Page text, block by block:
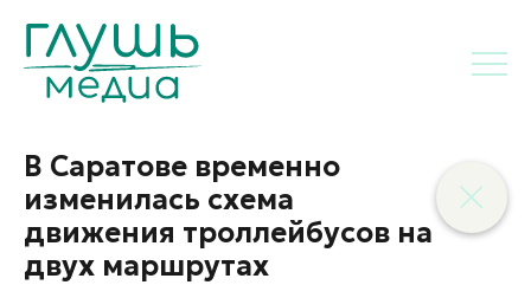
В Саратове временно
изменилась схема
движения троллейбусов на
двух маршрутах